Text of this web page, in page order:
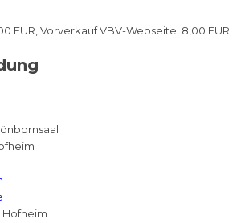
EUR, Vorverkauf VBV-Webseite: 8,00 EUR